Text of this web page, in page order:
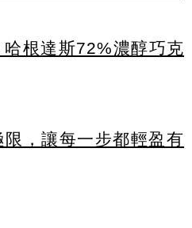
根達斯72%濃醇巧克
，讓每一步都輕盈有